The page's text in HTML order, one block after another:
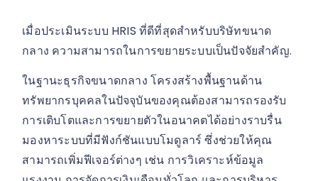
เมื่อประเมินระบบ HRIS ที่ดีที่สุดสำหรับบริษัทขนาด
กลาง ความสามารถในการขยายระบบเป็นปัจจัยสำคัญ.
ในฐานะธุรกิจขนาดกลาง โครงสร้างพื้นฐานด้าน
ทรัพยากรบุคคลในปัจจุบันของคุณต้องสามารถรองรับ
การเติบโตและการขยายตัวในอนาคตได้อย่างราบรื่น
มองหาระบบที่มีฟังก์ชันแบบโมดูลาร์ ซึ่งช่วยให้คุณ
สามารถเพิ่มฟีเจอร์ต่างๆ เช่น การวิเคราะห์ข้อมูล